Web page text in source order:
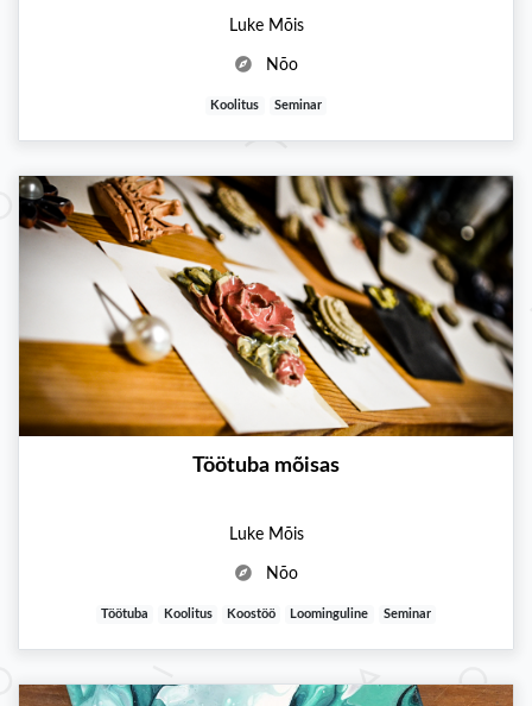
Luke Mõis
Nõo
Koolitus Seminar
Töötuba mõisas
Luke Mõis
Nõo
Töötuba Koolitus Koostöö Loominguline Seminar